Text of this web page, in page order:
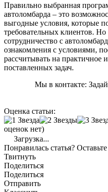
Правильно выбранная
автоломбарда – это
выгодные условия, которые
требовательных клиентов.
сотрудничество с
ознакомления с условиями,
рассчитывать на практичное
поставленных задач.
Мы в контакте:
Оценка статьи:
оценок нет)
Загрузка...
Понравилась статья?
Твитнуть
Поделиться
Поделиться
Отправить